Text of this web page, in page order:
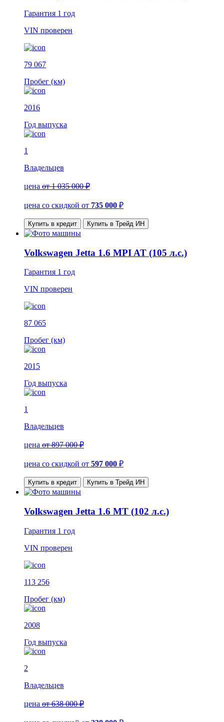
Гарантия 1 год
VIN проверен
79 067
Пробег (км)
2016
Год выпуска
1
Владельцев
цена от 1 035 000 ₽
цена со скидкой от 735 000 ₽
Купить в кредит Купить в Трейд ИН
Volkswagen Jetta 1.6 MPI AT (105 л.с.)
Гарантия 1 год
VIN проверен
87 065
Пробег (км)
2015
Год выпуска
1
Владельцев
цена от 897 000 ₽
цена со скидкой от 597 000 ₽
Купить в кредит Купить в Трейд ИН
Volkswagen Jetta 1.6 MT (102 л.с.)
Гарантия 1 год
VIN проверен
113 256
Пробег (км)
2008
Год выпуска
2
Владельцев
цена от 638 000 ₽